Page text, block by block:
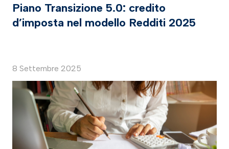
Piano Transizione 5.0: credito
d’imposta nel modello Redditi 2025
8 Settembre 2025